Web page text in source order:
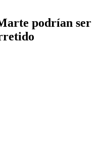
podrían ser